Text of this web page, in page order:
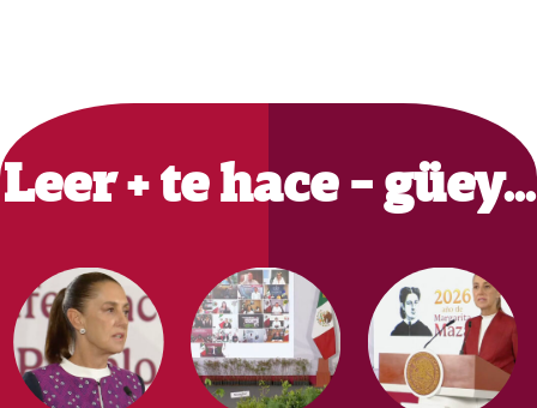
Primary
Sidebar
Leer + te hace - güey…